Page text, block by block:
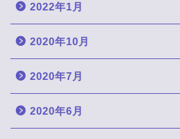
2022年1月
2020年10月
2020年7月
2020年6月